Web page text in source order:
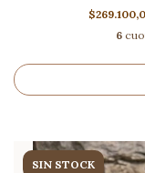
6
SIN STOCK